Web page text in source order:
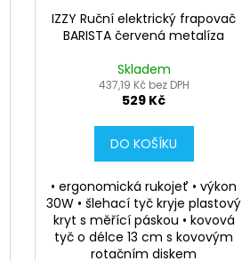
IZZY Ruční elektrický frapovač
BARISTA červená metalíza
Skladem
437,19 Kč bez DPH
529 Kč
DO KOŠÍKU
• ergonomická rukojeť • výkon
30W • šlehací tyč kryje plastový
kryt s měřící páskou • kovová
tyč o délce 13 cm s kovovým
rotačním diskem